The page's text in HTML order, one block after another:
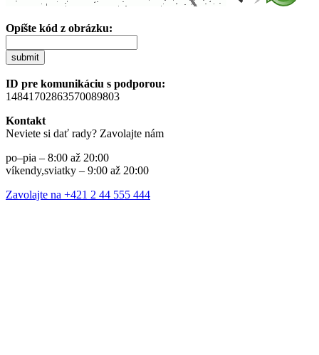
Opíšte kód z obrázku:
submit
ID pre komunikáciu s podporou:
14841702863570089803
Kontakt
Neviete si dať rady? Zavolajte nám
po–pia – 8:00 až 20:00
víkendy,sviatky – 9:00 až 20:00
Zavolajte na +421 2 44 555 444